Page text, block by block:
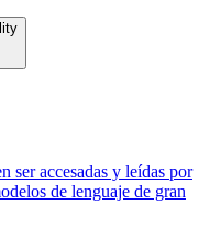
ser accesadas y leídas por
de lenguaje de gran